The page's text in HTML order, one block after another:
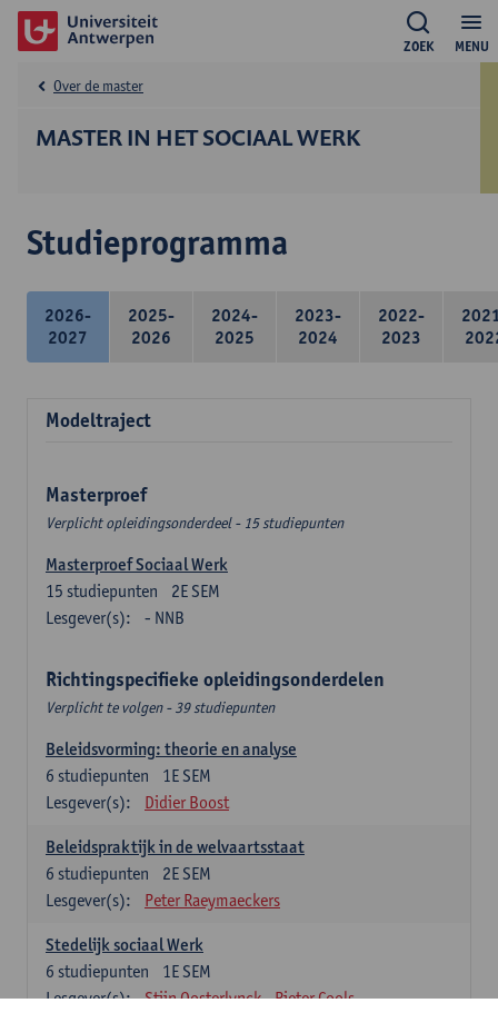
MENU
ZOEK
MASTER IN HET SOCIAAL WERK
Over de master
Studieprogramma
2026-
2027
2025-
2026
2024-
2025
2023-
2024
2022-
2023
Modeltraject
Masterproef
Verplicht opleidingsonderdeel - 15 studiepunten
Masterproef Sociaal Werk
2E SEM
15 studiepunten
Lesgever(s):
- NNB
Richtingspecifieke opleidingsonderdelen
Verplicht te volgen - 39 studiepunten
Beleidsvorming: theorie en analyse
1E SEM
6 studiepunten
Lesgever(s):
Didier Boost
Beleidspraktijk in de welvaartsstaat
2E SEM
6 studiepunten
Lesgever(s):
Peter Raeymaeckers
Stedelijk sociaal Werk
1E SEM
6 studiepunten
Lesgever(s):
Stijn Oosterlynck Pieter Cools